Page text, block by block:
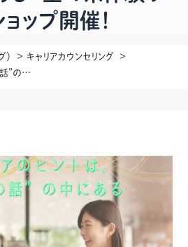
ップ開催！
）
キャリアカウンセリング
キャリアのヒントは、“自分の話”の中にある -金の糸体験ワークショップ開催！